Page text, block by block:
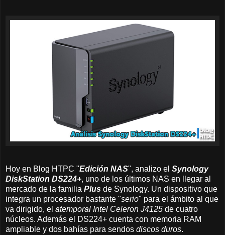
Hoy en Blog HTPC "Edición NAS", analizo el Synology
DiskStation DS224+, uno de los últimos NAS en llegar al
mercado de la familia Plus de Synology. Un dispositivo que
integra un procesador bastante "serio" para el ámbito al que
va dirigido, el atemporal Intel Celeron J4125 de cuatro
núcleos. Además el DS224+ cuenta con memoria RAM
ampliable y dos bahías para sendos discos duros.